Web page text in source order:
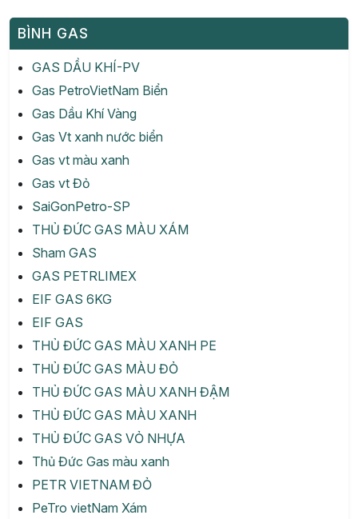
BÌNH GAS
GAS DẦU KHÍ-PV
Gas PetroVietNam Biển
Gas Dầu Khí Vàng
Gas Vt xanh nước biển
Gas vt màu xanh
Gas vt Đỏ
SaiGonPetro-SP
THỦ ĐỨC GAS MÀU XÁM
Sham GAS
GAS PETRLIMEX
EIF GAS 6KG
EIF GAS
THỦ ĐỨC GAS MÀU XANH PE
THỦ ĐỨC GAS MÀU ĐỎ
THỦ ĐỨC GAS MÀU XANH ĐẬM
THỦ ĐỨC GAS MÀU XANH
THỦ ĐỨC GAS VỎ NHỰA
Thủ Đức Gas màu xanh
PETR VIETNAM ĐỎ
PeTro vietNam Xám